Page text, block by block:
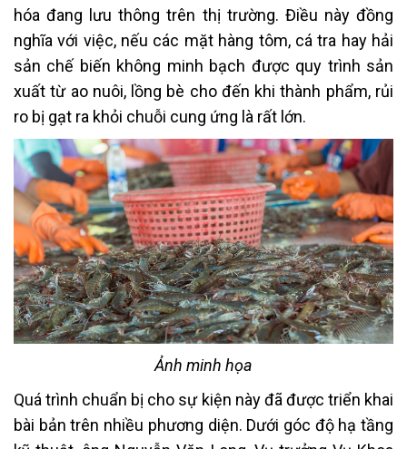
hóa đang lưu thông trên thị trường. Điều này đồng
nghĩa với việc, nếu các mặt hàng tôm, cá tra hay hải
sản chế biến không minh bạch được quy trình sản
xuất từ ao nuôi, lồng bè cho đến khi thành phẩm, rủi
ro bị gạt ra khỏi chuỗi cung ứng là rất lớn.
Ảnh minh họa
Quá trình chuẩn bị cho sự kiện này đã được triển khai
bài bản trên nhiều phương diện. Dưới góc độ hạ tầng